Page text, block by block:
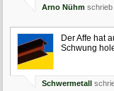
Arno Nühm
Der Affe hat
Schwung
Schwermetall